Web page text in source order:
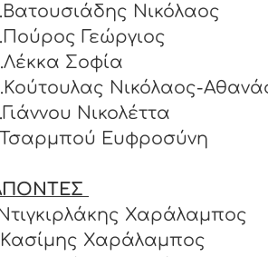
Νικόλαος
Γεώργιος
Σοφία
Νικόλαος-
Νικολέττα
Ευφροσύνη
Κασίμης Χαράλαμπος